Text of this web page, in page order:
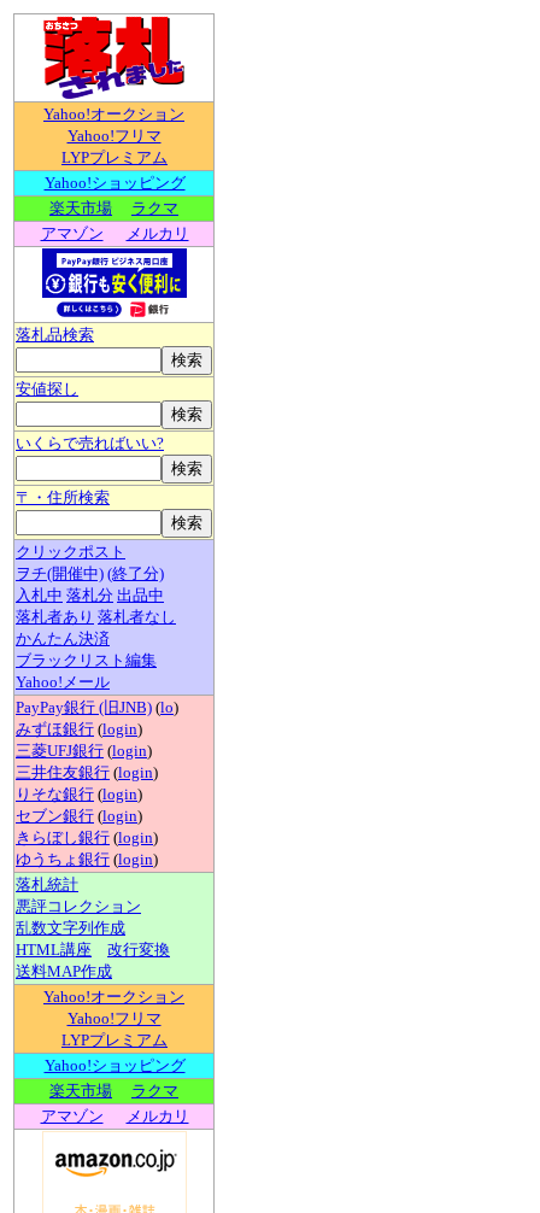
Yahoo!オークション
Yahoo!フリマ
LYPプレミアム
Yahoo!ショッピング
楽天市場
ラクマ
アマゾン
メルカリ
落札品検索
安値探し
いくらで売ればいい?
〒・住所検索
クリックポスト
ヲチ(開催中) (終了分)
入札中 落札分 出品中
落札者あり 落札者なし
かんたん決済
ブラックリスト編集
Yahoo!メール
PayPay銀行 (旧JNB) (lo)
みずほ銀行 (login)
三菱UFJ銀行 (login)
三井住友銀行 (login)
りそな銀行 (login)
セブン銀行 (login)
きらぼし銀行 (login)
ゆうちょ銀行 (login)
落札統計
悪評コレクション
乱数文字列作成
HTML講座
改行変換
送料MAP作成
Yahoo!オークション
Yahoo!フリマ
LYPプレミアム
Yahoo!ショッピング
楽天市場
ラクマ
アマゾン
メルカリ